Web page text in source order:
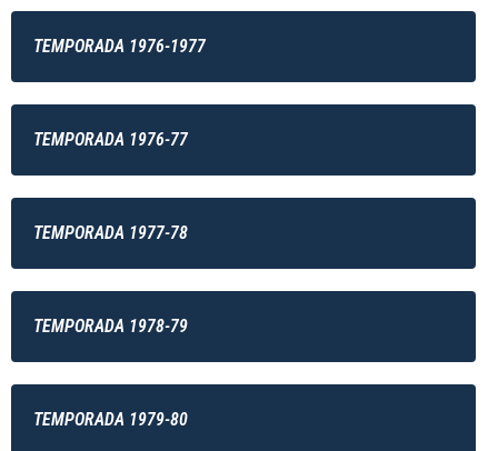
TEMPORADA 1976-1977
TEMPORADA 1976-77
TEMPORADA 1977-78
TEMPORADA 1978-79
TEMPORADA 1979-80